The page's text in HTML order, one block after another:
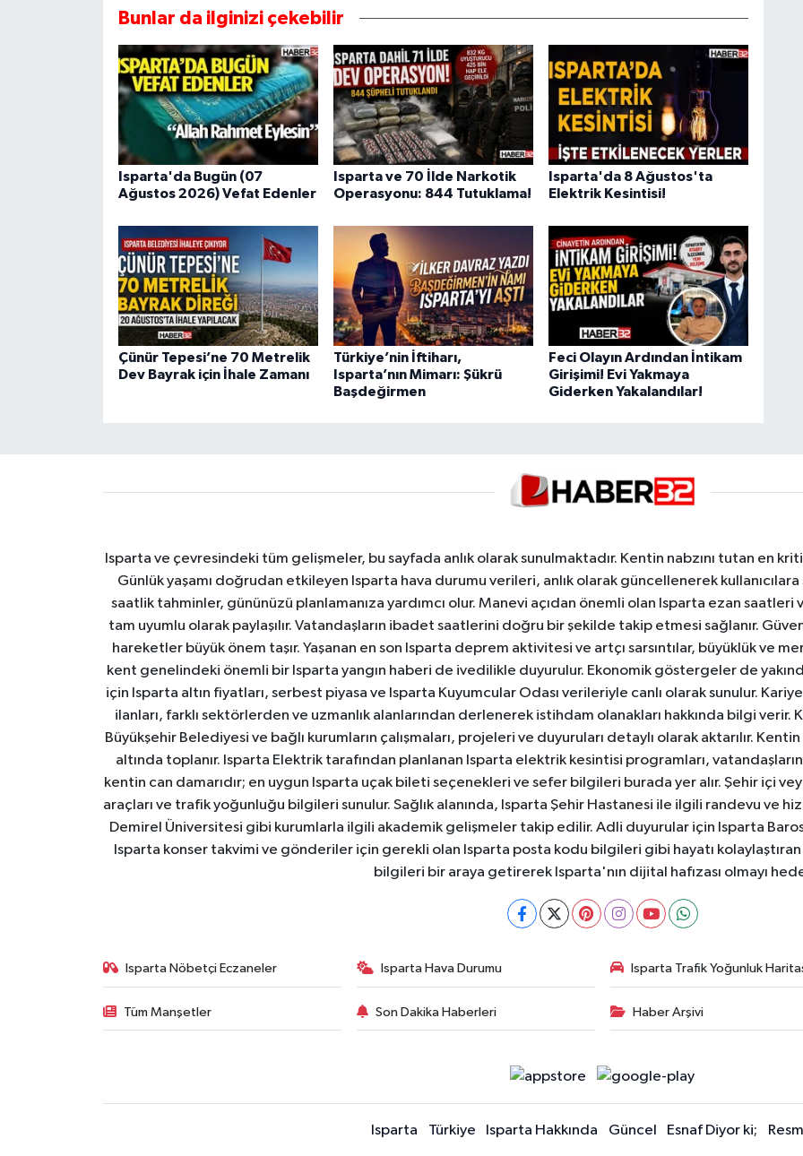
Bunlar da ilginizi çekebilir
Isparta'da Bugün (07
Ağustos 2026) Vefat Edenler
Isparta ve 70 İlde Narkotik
Operasyonu: 844 Tutuklama!
Isparta'da 8 Ağustos'ta
Elektrik Kesintisi!
Çünür Tepesi’ne 70 Metrelik
Dev Bayrak için İhale Zamanı
Türkiye’nin İftiharı,
Isparta’nın Mimarı: Şükrü
Başdeğirmen
Feci Olayın Ardından İntikam
Girişimi! Evi Yakmaya
Giderken Yakalandılar!
Isparta ve çevresindeki tüm gelişmeler, bu sayfada anlık olarak sunulmaktadır. Kentin nabzını tutan en
Günlük yaşamı doğrudan etkileyen Isparta hava durumu verileri, anlık olarak güncellenerek
saatlik tahminler, gününüzü planlamanıza yardımcı olur. Manevi açıdan önemli olan Isparta ezan
tam uyumlu olarak paylaşılır. Vatandaşların ibadet saatlerini doğru bir şekilde takip etmesi sağlanır.
hareketler büyük önem taşır. Yaşanan en son Isparta deprem aktivitesi ve artçı sarsıntılar, büyüklük ve
kent genelindeki önemli bir Isparta yangın haberi de ivedilikle duyurulur. Ekonomik göstergeler de
için Isparta altın fiyatları, serbest piyasa ve Isparta Kuyumcular Odası verileriyle canlı olarak sunulur.
ilanları, farklı sektörlerden ve uzmanlık alanlarından derlenerek istihdam olanakları hakkında bilgi verir.
Büyükşehir Belediyesi ve bağlı kurumların çalışmaları, projeleri ve duyuruları detaylı olarak aktarılır.
altında toplanır. Isparta Elektrik tarafından planlanan Isparta elektrik kesintisi programları,
kentin can damarıdır; en uygun Isparta uçak bileti seçenekleri ve sefer bilgileri burada yer alır. Şehir içi
araçları ve trafik yoğunluğu bilgileri sunulur. Sağlık alanında, Isparta Şehir Hastanesi ile ilgili randevu ve
Demirel Üniversitesi gibi kurumlarla ilgili akademik gelişmeler takip edilir. Adli duyurular için Isparta
Isparta konser takvimi ve gönderiler için gerekli olan Isparta posta kodu bilgileri gibi hayatı
bilgileri bir araya getirerek Isparta'nın dijital hafızası olmayı
Isparta Nöbetçi Eczaneler Isparta Hava Durumu Isparta Trafik Yoğunluk
Tüm Manşetler Son Dakika Haberleri Haber Arşivi
Isparta Türkiye Isparta Hakkında Güncel Esnaf Diyor ki;